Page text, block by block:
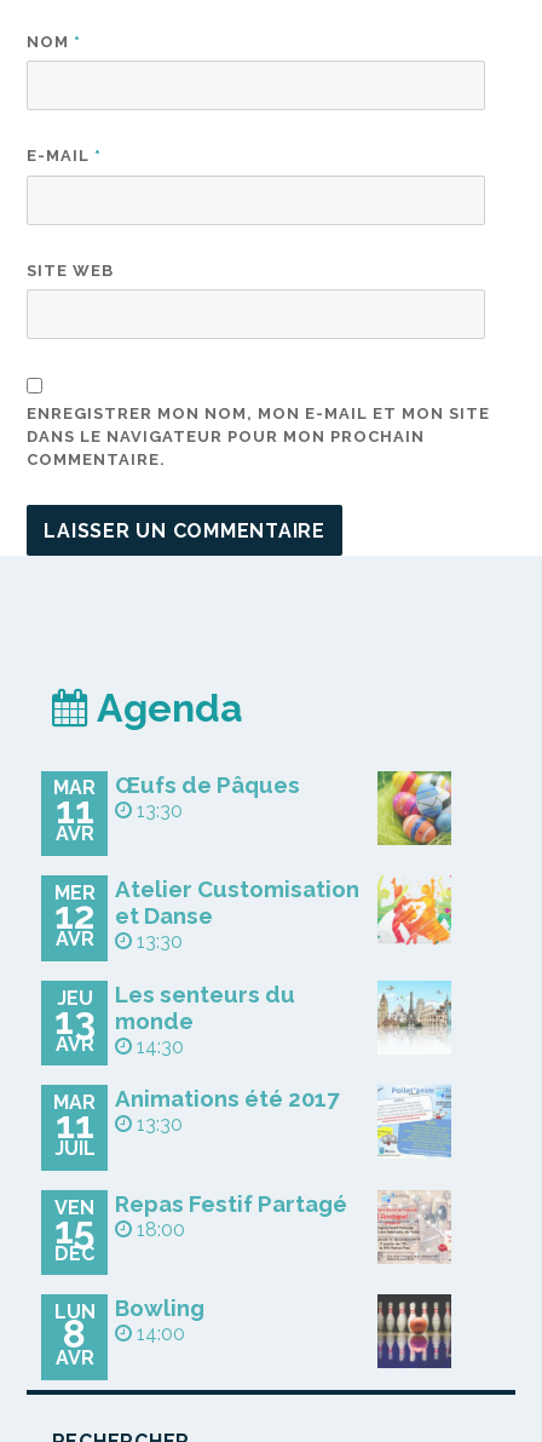
NOM *
E-MAIL *
SITE WEB
ENREGISTRER MON NOM, MON E-MAIL ET MON SITE
DANS LE NAVIGATEUR POUR MON PROCHAIN
COMMENTAIRE.
Agenda
MAR
11
AVR
Œufs de Pâques
13:30
MER
12
AVR
Atelier Customisation
et Danse
13:30
JEU
13
AVR
Les senteurs du
monde
14:30
MAR
11
JUIL
Animations été 2017
13:30
VEN
15
DÉC
Repas Festif Partagé
18:00
LUN
8
AVR
Bowling
14:00